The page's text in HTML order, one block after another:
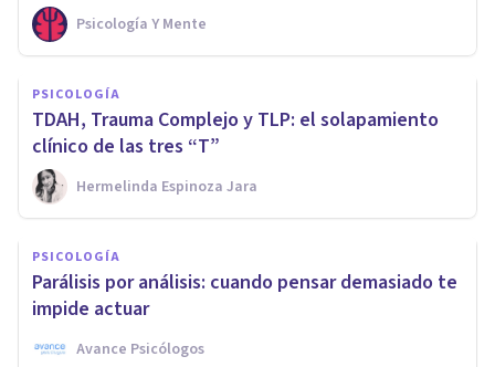
Psicología Y Mente
PSICOLOGÍA
TDAH, Trauma Complejo y TLP: el solapamiento
clínico de las tres “T”
Hermelinda Espinoza Jara
PSICOLOGÍA
Parálisis por análisis: cuando pensar demasiado te
impide actuar
Avance Psicólogos